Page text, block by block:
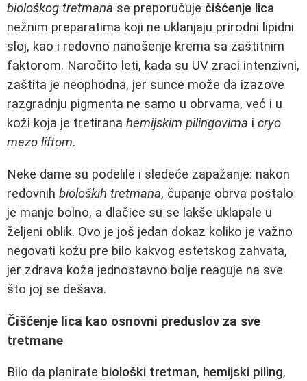
biološkog tretmana se preporučuje čišćenje lica
nežnim preparatima koji ne uklanjaju prirodni lipidni
sloj, kao i redovno nanošenje krema sa zaštitnim
faktorom. Naročito leti, kada su UV zraci intenzivni,
zaštita je neophodna, jer sunce može da izazove
razgradnju pigmenta ne samo u obrvama, već i u
koži koja je tretirana hemijskim pilingovima i cryo
mezo liftom.
Neke dame su podelile i sledeće zapažanje: nakon
redovnih bioloških tretmana, čupanje obrva postalo
je manje bolno, a dlačice su se lakše uklapale u
željeni oblik. Ovo je još jedan dokaz koliko je važno
negovati kožu pre bilo kakvog estetskog zahvata,
jer zdrava koža jednostavno bolje reaguje na sve
što joj se dešava.
Čišćenje lica kao osnovni preduslov za sve
tretmane
Bilo da planirate biološki tretman, hemijski piling,